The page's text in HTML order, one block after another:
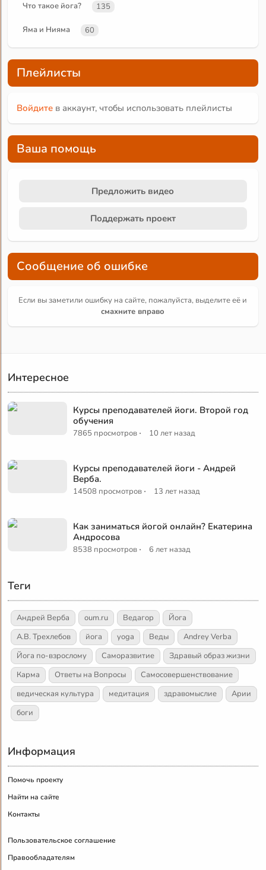
Что такое йога? 135
Яма и Нияма 60
Плейлисты
Войдите в аккаунт, чтобы использовать плейлисты
Ваша помощь
Предложить видео
Поддержать проект
Сообщение об ошибке
Если вы заметили ошибку на сайте, пожалуйста, выделите её и
смахните вправо
Интересное
Курсы преподавателей йоги. Второй год
обучения
7865 просмотров · 10 лет назад
Курсы преподавателей йоги - Андрей
Верба.
14508 просмотров · 13 лет назад
Как заниматься йогой онлайн? Екатерина
Андросова
8538 просмотров · 6 лет назад
Теги
Андрей Верба oum.ru Ведагор
Йога
А.В. Трехлебов
йога yoga Веды
Andrey Verba
Йога по-взрослому
Саморазвитие
Здравый образ жизни
Карма
Ответы на Вопросы
Самосовершенствование
ведическая культура
медитация здравомыслие
Арии
боги
Информация
Помочь проекту
Найти на сайте
Контакты
Пользовательское соглашение
Правообладателям